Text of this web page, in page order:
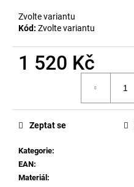
Zvolte variantu
Kód: Zvolte variantu
1 520 Kč
Kategorie:
EAN:
Materiál :
Zeptat se